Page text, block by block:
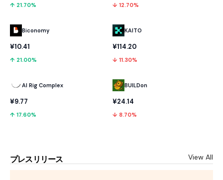
↑ 21.70%
Biconomy
¥10.41
↑ 21.00%
AI Rig Complex
¥9.77
↑ 17.60%
↓ 12.70%
KAITO
¥114.20
↓ 11.30%
BUILDon
¥24.14
↓ 8.70%
プレスリリース View All